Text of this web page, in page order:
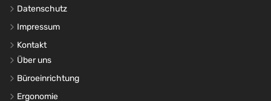
Datenschutz
Impressum
Kontakt
Über uns
Büroeinrichtung
Ergonomie